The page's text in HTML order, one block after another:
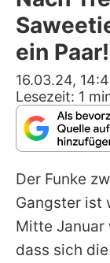
ein Paar!
16.03.24,
Lesezeit: 1
Der Funke
Gangster ist
Mitte Januar
dass sich